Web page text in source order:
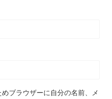
ブラウザーに自分の名前、メ